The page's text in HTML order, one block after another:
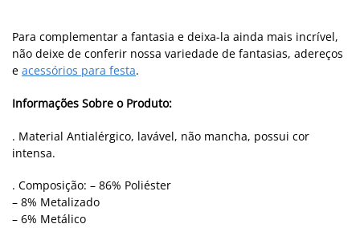
Para complementar a fantasia e deixa-la ainda mais incrível,
não deixe de conferir nossa variedade de fantasias, adereços
e acessórios para festa.
Informações Sobre o Produto:
. Material Antialérgico, lavável, não mancha, possui cor
intensa.
. Composição: – 86% Poliéster
– 8% Metalizado
– 6% Metálico